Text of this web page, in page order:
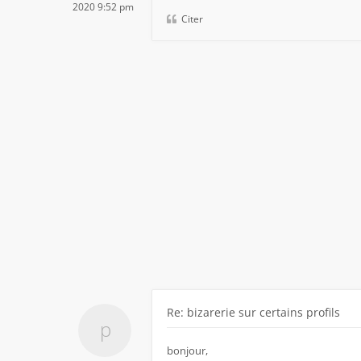
2020 9:52 pm
Citer
Re: bizarerie sur certains profils
bonjour,